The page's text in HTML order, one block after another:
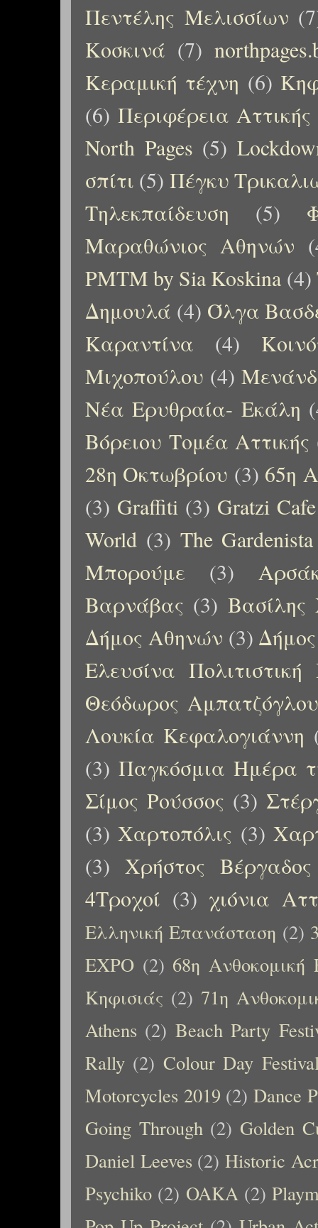
Πεντέλης Μελισσίων
Κοσκινά (7)
Κεραμική τέχνη (6)
(6) Περιφέρεια Αττικής
North Pages (5)
σπίτι (5) Πέγκυ
Τηλεκπαίδευση
(5)
Μαραθώνιος Αθηνών
PMTM by Sia Koskina (4)
Δημουλά (4) Όλγα
Καραντίνα
(4)
Μιχοπούλου (4)
Νέα Ερυθραία- Εκάλη
Βόρειου Τομέα Αττικής
28η Οκτωβρίου (3) 65η
(3) Graffiti (3) Gratzi Cafe
World (3) The Gardenista
Μπορούμε
(3)
Βαρνάβας (3) Βασίλης
Δήμος Αθηνών (3)
Ελευσίνα
Θεόδωρος Αμπατζόγλου
Λουκία Κεφαλογιάννη
(3) Παγκόσμια Ημέρα
Σίμος Ρούσσος (3)
(3) Χαρτοπόλις (3)
(3) Χρήστος Βέργαδος
4Τροχοί (3) χιόνια
Ελληνική Επανάσταση (2)
EXPO (2) 68η Ανθοκομική
Κηφισιάς (2) 71η
Athens (2) Beach Party
Rally (2) Colour Day
Motorcycles 2019 (2) Dance
Going Through (2) Golden
Daniel Leeves (2) Historic
Psychiko (2) OAKA (2)